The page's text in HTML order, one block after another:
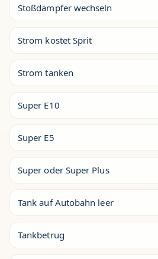
Stoßdämpfer wechseln
Strom kostet Sprit
Strom tanken
Super E10
Super E5
Super oder Super Plus
Tank auf Autobahn leer
Tankbetrug